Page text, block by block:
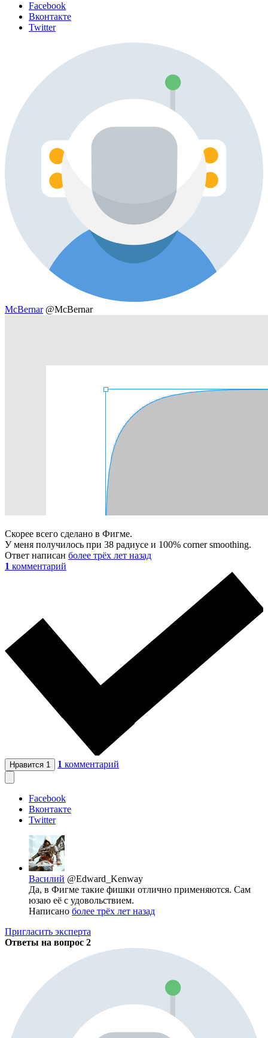
Facebook
Вконтакте
Twitter
McBernar @McBernar
Скорее всего сделано в Фигме.
У меня получилось при 38 радиусе и 100% corner smoothing.
Ответ написан более трёх лет назад
1 комментарий
Нравится 1 1 комментарий
Facebook
Вконтакте
Twitter
Василий @Edward_Kenway
Да, в Фигме такие фишки отлично применяются. Сам
юзаю её с удовольствием.
Написано более трёх лет назад
Пригласить эксперта
Ответы на вопрос 2